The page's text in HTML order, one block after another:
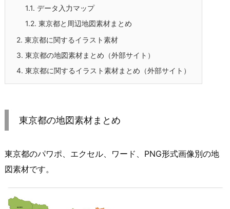
1.1. データ入力マップ
1.2. 東京都と周辺地図素材まとめ
2. 東京都に関するイラスト素材
3. 東京都の地図素材まとめ（外部サイト）
4. 東京都に関するイラスト素材まとめ（外部サイト）
東京都の地図素材まとめ
東京都のパワポ、エクセル、ワード、PNG形式画像別の地
図素材です。